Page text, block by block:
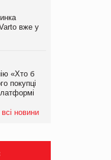
вже у
«Хто б
покупці
всі новини
вже у
«Хто б
покупці
дзвінки